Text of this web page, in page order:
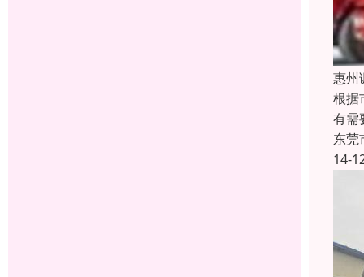
惠州
根据
有需
东莞
14-